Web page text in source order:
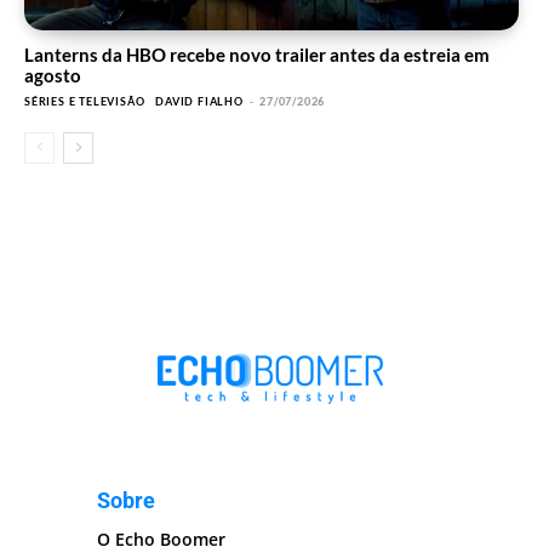
Lanterns da HBO recebe novo trailer antes da estreia em
agosto
SÉRIES E TELEVISÃO DAVID FIALHO - 27/07/2026
Sobre
O Echo Boomer